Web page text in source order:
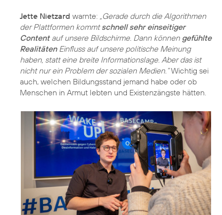
Jette Nietzard warnte: „Gerade durch die Algorithmen
der Plattformen kommtschnell sehr einseitiger
Contentauf unsere Bildschirme. Dann können gefühlte
RealitätenEinfluss auf unsere politische Meinung
haben, statt eine breite Informationslage. Aber das ist
nicht nur ein Problem der sozialen Medien.“Wichtig sei
auch, welchen Bildungsstand jemand habe oder ob
Menschen in Armut lebten und Existenzängste hätten.